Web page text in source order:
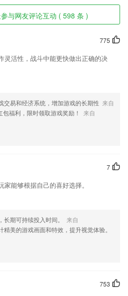
频，减少练车恐惧！
节以及生长过程完全可追溯,健康真正
式调音，所有弦都直接弹空弦音，极大
是要弹各种泛音的，有一些复杂。
攻方向和排班时间，病友可根据自己的病
就诊
以在线整理自己错了的题目
进行课程讲解，确保学生能够学习重要的
可以为孩子定制学习任务计划
价值专家、大神带你玩转office！提升你
、提高你的Excel能力，让你告别穷忙和
?
与网友评论互动 ( 598 条 )
775
灵活性，战斗中能更快做出正确的决
交易和经济系统，增加游戏的长期性 来自
包福利，限时领取游戏奖励！
来自
7
能够根据自己的喜好选择。
长期可持续投入时间。
来自
精美的游戏画面和特效，提升视觉体验。
753